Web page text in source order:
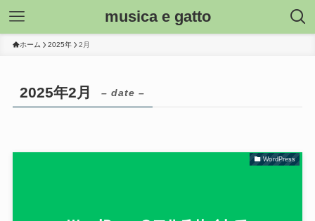
musica e gatto
ホーム 2025年 2月
2025年2月 – date –
WordPress